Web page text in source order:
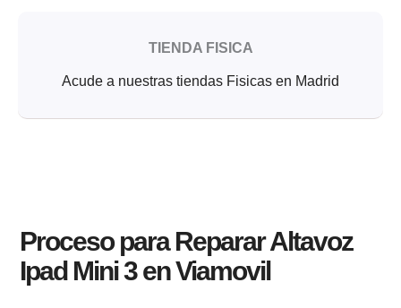
TIENDA FISICA
Acude a nuestras tiendas Fisicas en Madrid
Proceso para Reparar Altavoz
Ipad Mini 3 en Viamovil